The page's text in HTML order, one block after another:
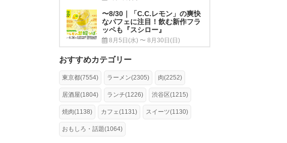
〜8/30｜「C.C.レモン」の爽快
なパフェに注目！飲む新作フラ
ッペも『スシロー』
8月5日(水) 〜 8月30日(日)
おすすめカテゴリー
東京都(7554) ラーメン(2305) 肉(2252)
居酒屋(1804) ランチ(1226) 渋谷区(1215)
焼肉(1138) カフェ(1131) スイーツ(1130)
おもしろ・話題(1064)